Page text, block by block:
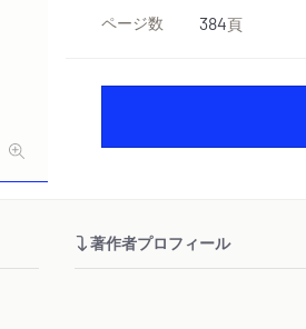
ページ数 384頁
著作者プロフィール